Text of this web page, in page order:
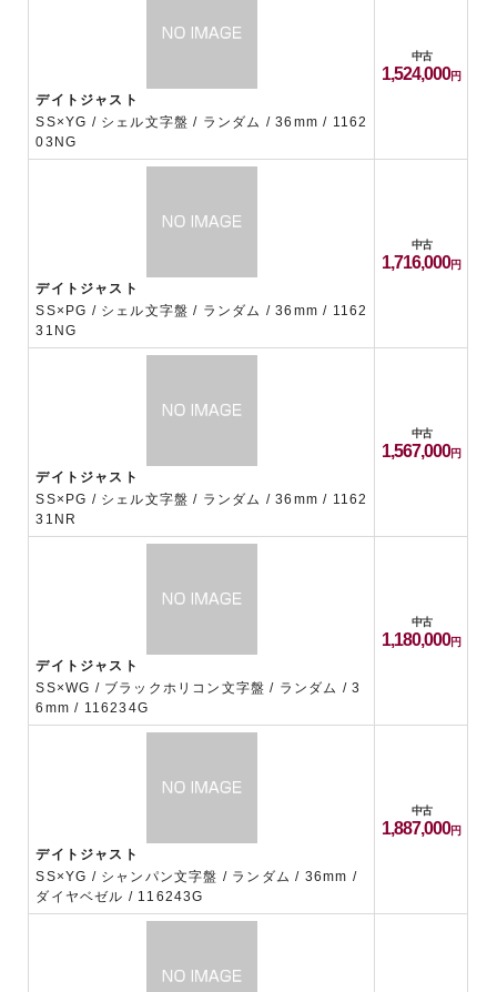
デイトジャスト
SS×YG / シェル文字盤 / ランダム / 36mm / 1162
03NG
中古
1,524,000
デイトジャスト
SS×PG / シェル文字盤 / ランダム / 36mm / 1162
31NG
中古
1,716,000
デイトジャスト
SS×PG / シェル文字盤 / ランダム / 36mm / 1162
31NR
中古
1,567,000
デイトジャスト
SS×WG / ブラックホリコン文字盤 / ランダム / 3
6mm / 116234G
中古
1,180,000
デイトジャスト
SS×YG / シャンパン文字盤 / ランダム / 36mm /
ダイヤベゼル / 116243G
中古
1,887,000